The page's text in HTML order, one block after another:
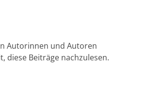
Autorinnen und Autoren
diese Beiträge nachzulesen.